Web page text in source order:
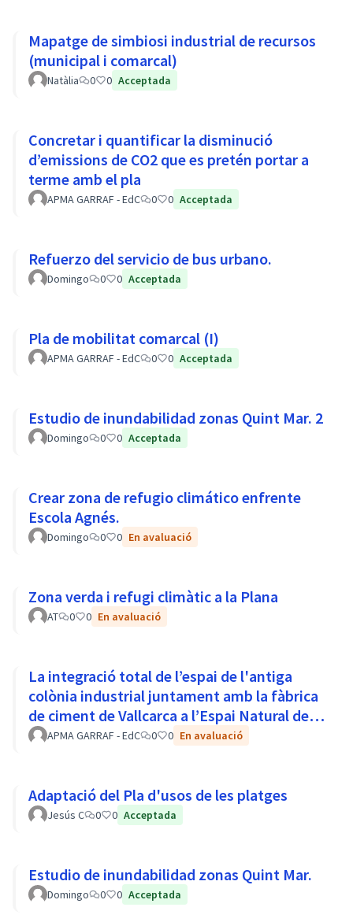
Mapatge de simbiosi industrial de recursos
(municipal i comarcal)
Natàlia 0 0 Acceptada
Concretar i quantificar la disminució
d’emissions de CO2 que es pretén portar a
terme amb el pla
APMA GARRAF - EdC 0 0 Acceptada
Refuerzo del servicio de bus urbano.
Domingo 0 0 Acceptada
Pla de mobilitat comarcal (I)
APMA GARRAF - EdC 0 0 Acceptada
Estudio de inundabilidad zonas Quint Mar. 2
Domingo 0 0 Acceptada
Crear zona de refugio climático enfrente
Escola Agnés.
Domingo 0 0 En avaluació
Zona verda i refugi climàtic a la Plana
AT 0 0 En avaluació
La integració total de l’espai de l'antiga
colònia industrial juntament amb la fàbrica
de ciment de Vallcarca a l’Espai Natural del
Parc del Garraf
APMA GARRAF - EdC 0 0 En avaluació
Adaptació del Pla d'usos de les platges
Jesús C 0 0 Acceptada
Estudio de inundabilidad zonas Quint Mar.
Domingo 0 0 Acceptada